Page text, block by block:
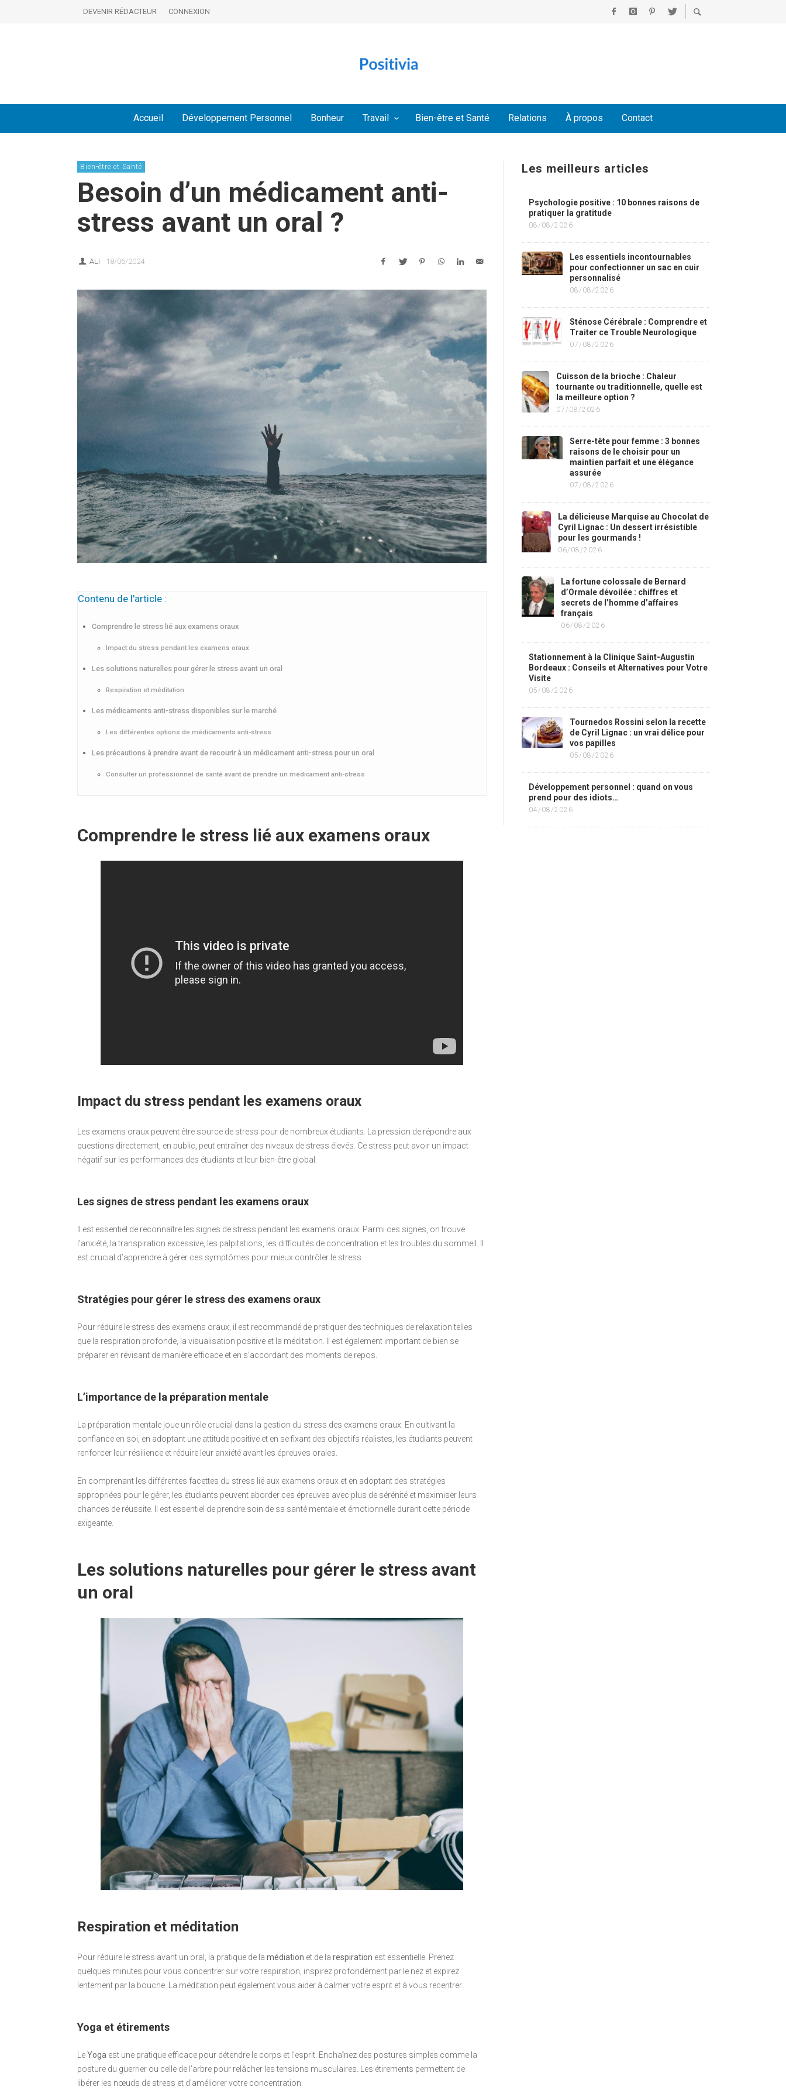
DEVENIR RÉDACTEUR CONNEXION
Accueil Développement Personnel Bonheur Travail Bien-être et Santé Relations À propos Contact
Bien-être et Santé
Besoin d’un médicament anti-
stress avant un oral ?
ALI 18/06/2024
Contenu de l'article :
Comprendre le stress lié aux examens oraux
Impact du stress pendant les examens oraux
Les solutions naturelles pour gérer le stress avant un oral
Respiration et méditation
Les médicaments anti-stress disponibles sur le marché
Les différentes options de médicaments anti-stress
Les précautions à prendre avant de recourir à un médicament anti-stress pour un oral
Consulter un professionnel de santé avant de prendre un médicament anti-stress
Comprendre le stress lié aux examens oraux
Impact du stress pendant les examens oraux
Les examens oraux peuvent être source de stress pour de nombreux étudiants. La pression de répondre aux
questions directement, en public, peut entraîner des niveaux de stress élevés. Ce stress peut avoir un impact
négatif sur les performances des étudiants et leur bien-être global.
Les signes de stress pendant les examens oraux
Il est essentiel de reconnaître les signes de stress pendant les examens oraux. Parmi ces signes, on trouve
l’anxiété, la transpiration excessive, les palpitations, les difficultés de concentration et les troubles du sommeil. Il
est crucial d’apprendre à gérer ces symptômes pour mieux contrôler le stress.
Stratégies pour gérer le stress des examens oraux
Pour réduire le stress des examens oraux, il est recommandé de pratiquer des techniques de relaxation telles
que la respiration profonde, la visualisation positive et la méditation. Il est également important de bien se
préparer en révisant de manière efficace et en s’accordant des moments de repos.
L’importance de la préparation mentale
La préparation mentale joue un rôle crucial dans la gestion du stress des examens oraux. En cultivant la
confiance en soi, en adoptant une attitude positive et en se fixant des objectifs réalistes, les étudiants peuvent
renforcer leur résilience et réduire leur anxiété avant les épreuves orales.
En comprenant les différentes facettes du stress lié aux examens oraux et en adoptant des stratégies
appropriées pour le gérer, les étudiants peuvent aborder ces épreuves avec plus de sérénité et maximiser leurs
chances de réussite. Il est essentiel de prendre soin de sa santé mentale et émotionnelle durant cette période
exigeante.
Les solutions naturelles pour gérer le stress avant
un oral
Respiration et méditation
Pour réduire le stress avant un oral, la pratique de la médiation et de la respiration est essentielle. Prenez
quelques minutes pour vous concentrer sur votre respiration, inspirez profondément par le nez et expirez
lentement par la bouche. La méditation peut également vous aider à calmer votre esprit et à vous recentrer.
Yoga et étirements
LeYoga est une pratique efficace pour détendre le corps et l’esprit. Enchaînez des postures simples comme la
posture du guerrier ou celle de l’arbre pour relâcher les tensions musculaires. Les étirements permettent de
libérer les nœuds de stress et d’améliorer votre concentration.
Les meilleurs articles
Psychologie positive : 10 bonnes raisons de
pratiquer la gratitude
08/08/2026
Les essentiels incontournables
pour confectionner un sac en cuir
personnalisé
08/08/2026
Sténose Cérébrale : Comprendre et
Traiter ce Trouble Neurologique
07/08/2026
Cuisson de la brioche : Chaleur
tournante ou traditionnelle, quelle est
la meilleure option ?
07/08/2026
Serre-tête pour femme : 3 bonnes
raisons de le choisir pour un
maintien parfait et une élégance
assurée
07/08/2026
La délicieuse Marquise au Chocolat de
Cyril Lignac : Un dessert irrésistible
pour les gourmands !
06/08/2026
La fortune colossale de Bernard
d’Ormale dévoilée : chiffres et
secrets de l’homme d’affaires
français
06/08/2026
Stationnement à la Clinique Saint-Augustin
Bordeaux : Conseils et Alternatives pour Votre
Visite
05/08/2026
Tournedos Rossini selon la recette
de Cyril Lignac : un vrai délice pour
vos papilles
05/08/2026
Développement personnel : quand on vous
prend pour des idiots…
04/08/2026